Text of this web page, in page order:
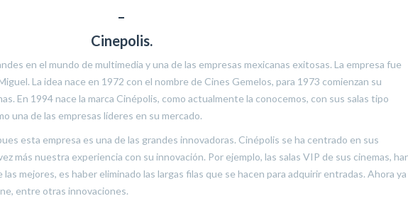
–
Cinepolis.
en el mundo de multimedia y una de las empresas mexicanas exitosas. La empresa fue
La idea nace en 1972 con el nombre de Cines Gemelos, para 1973 comienzan su
En 1994 nace la marca Cinépolis, como actualmente la conocemos, con sus salas tipo
una de las empresas líderes en su mercado.
esta empresa es una de las grandes innovadoras. Cinépolis se ha centrado en sus
más nuestra experiencia con su innovación. Por ejemplo, las salas VIP de sus cinemas,
mejores, es haber eliminado las largas filas que se hacen para adquirir entradas. Ahora ya
entre otras innovaciones.